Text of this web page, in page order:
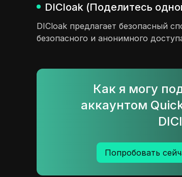
DICloak (Поделитесь
DICloak предлагает безопасный
безопасного и анонимного
Как я могу
аккаунтом
Попробовать